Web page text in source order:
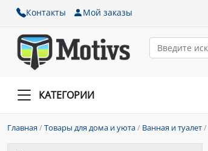
Контакты Мой заказы
КАТЕГОРИИ
Главная/Товары для дома и уюта/ Ванная и туалет/